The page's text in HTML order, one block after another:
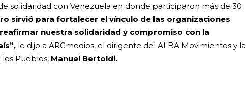
solidaridad con Venezuela en donde participaron más de 30
sirvió para fortalecer el vínculo de las organizaciones
nuestra solidaridad y compromiso con la
le dijo a ARGmedios, el dirigente del ALBA Movimientos y la
Pueblos, Manuel Bertoldi.